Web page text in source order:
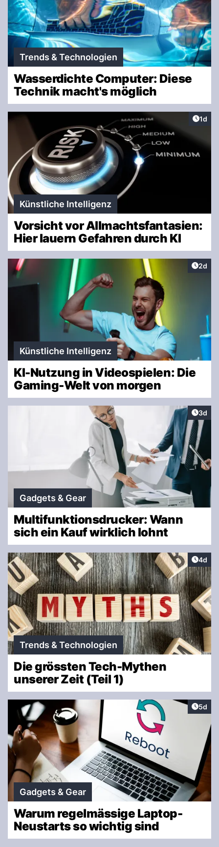
Trends & Technologien
Wasserdichte Computer: Diese
Technik macht's möglich
1d
Künstliche Intelligenz
Vorsicht vor Allmachtsfantasien:
Hier lauern Gefahren durch KI
2d
Künstliche Intelligenz
KI-Nutzung in Videospielen: Die
Gaming-Welt von morgen
3d
Gadgets & Gear
Multifunktionsdrucker: Wann
sich ein Kauf wirklich lohnt
4d
Trends & Technologien
Die grössten Tech-Mythen
unserer Zeit (Teil 1)
5d
Gadgets & Gear
Warum regelmässige Laptop-
Neustarts so wichtig sind